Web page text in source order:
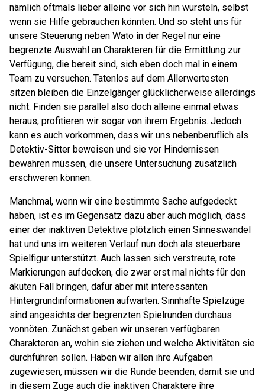
nämlich oftmals lieber alleine vor sich hin wursteln, selbst
wenn sie Hilfe gebrauchen könnten. Und so steht uns für
unsere Steuerung neben Wato in der Regel nur eine
begrenzte Auswahl an Charakteren für die Ermittlung zur
Verfügung, die bereit sind, sich eben doch mal in einem
Team zu versuchen. Tatenlos auf dem Allerwertesten
sitzen bleiben die Einzelgänger glücklicherweise allerdings
nicht. Finden sie parallel also doch alleine einmal etwas
heraus, profitieren wir sogar von ihrem Ergebnis. Jedoch
kann es auch vorkommen, dass wir uns nebenberuflich als
Detektiv-Sitter beweisen und sie vor Hindernissen
bewahren müssen, die unsere Untersuchung zusätzlich
erschweren können.
Manchmal, wenn wir eine bestimmte Sache aufgedeckt
haben, ist es im Gegensatz dazu aber auch möglich, dass
einer der inaktiven Detektive plötzlich einen Sinneswandel
hat und uns im weiteren Verlauf nun doch als steuerbare
Spielfigur unterstützt. Auch lassen sich verstreute, rote
Markierungen aufdecken, die zwar erst mal nichts für den
akuten Fall bringen, dafür aber mit interessanten
Hintergrundinformationen aufwarten. Sinnhafte Spielzüge
sind angesichts der begrenzten Spielrunden durchaus
vonnöten. Zunächst geben wir unseren verfügbaren
Charakteren an, wohin sie ziehen und welche Aktivitäten sie
durchführen sollen. Haben wir allen ihre Aufgaben
zugewiesen, müssen wir die Runde beenden, damit sie und
in diesem Zuge auch die inaktiven Charaktere ihre